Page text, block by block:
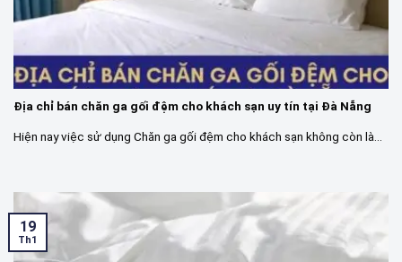
Địa chỉ bán chăn ga gối đệm cho khách sạn uy tín tại Đà Nẵng
Hiện nay việc sử dụng Chăn ga gối đệm cho khách sạn không còn là...
19
Th1